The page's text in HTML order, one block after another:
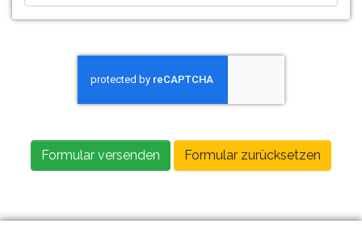
Formular versenden Formular zurücksetzen